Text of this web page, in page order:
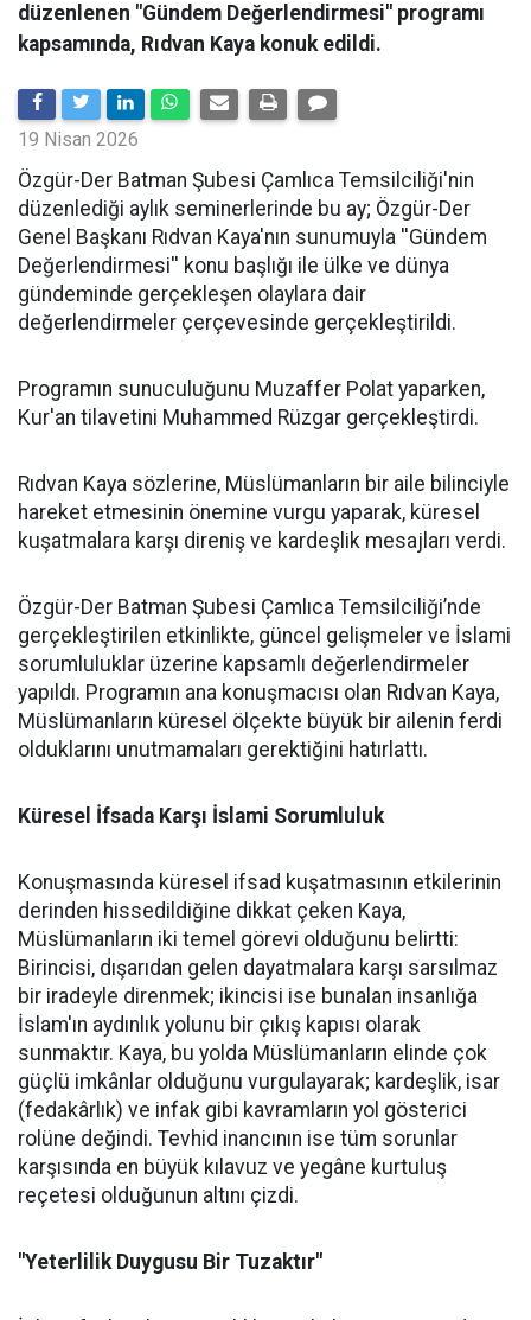
düzenlenen "Gündem Değerlendirmesi" programı
kapsamında, Rıdvan Kaya konuk edildi.
19 Nisan 2026
​Özgür-Der Batman Şubesi Çamlıca Temsilciliği'nin
düzenlediği aylık seminerlerinde bu ay; Özgür-Der
Genel Başkanı Rıdvan Kaya'nın sunumuyla ''Gündem
Değerlendirmesi'' konu başlığı ile ülke ve dünya
gündeminde gerçekleşen olaylara dair
değerlendirmeler çerçevesinde gerçekleştirildi.
Programın sunuculuğunu Muzaffer Polat yaparken,
Kur'an tilavetini Muhammed Rüzgar gerçekleştirdi.
Rıdvan Kaya sözlerine, Müslümanların bir aile bilinciyle
hareket etmesinin önemine vurgu yaparak, küresel
kuşatmalara karşı direniş ve kardeşlik mesajları verdi.
Özgür-Der Batman Şubesi Çamlıca Temsilciliği’nde
gerçekleştirilen etkinlikte, güncel gelişmeler ve İslami
sorumluluklar üzerine kapsamlı değerlendirmeler
yapıldı. Programın ana konuşmacısı olan Rıdvan Kaya,
Müslümanların küresel ölçekte büyük bir ailenin ferdi
olduklarını unutmamaları gerektiğini hatırlattı.
Küresel İfsada Karşı İslami Sorumluluk
Konuşmasında küresel ifsad kuşatmasının etkilerinin
derinden hissedildiğine dikkat çeken Kaya,
Müslümanların iki temel görevi olduğunu belirtti:
Birincisi, dışarıdan gelen dayatmalara karşı sarsılmaz
bir iradeyle direnmek; ikincisi ise bunalan insanlığa
İslam'ın aydınlık yolunu bir çıkış kapısı olarak
sunmaktır. Kaya, bu yolda Müslümanların elinde çok
güçlü imkânlar olduğunu vurgulayarak; kardeşlik, isar
(fedakârlık) ve infak gibi kavramların yol gösterici
rolüne değindi. Tevhid inancının ise tüm sorunlar
karşısında en büyük kılavuz ve yegâne kurtuluş
reçetesi olduğunun altını çizdi.
"Yeterlilik Duygusu Bir Tuzaktır"